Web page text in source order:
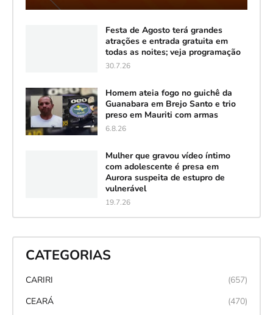
Festa de Agosto terá grandes
atrações e entrada gratuita em
todas as noites; veja programação
30.7.26
Homem ateia fogo no guichê da
Guanabara em Brejo Santo e trio
preso em Mauriti com armas
6.8.26
Mulher que gravou vídeo íntimo
com adolescente é presa em
Aurora suspeita de estupro de
vulnerável
19.7.26
CATEGORIAS
CARIRI
(657)
CEARÁ
(470)